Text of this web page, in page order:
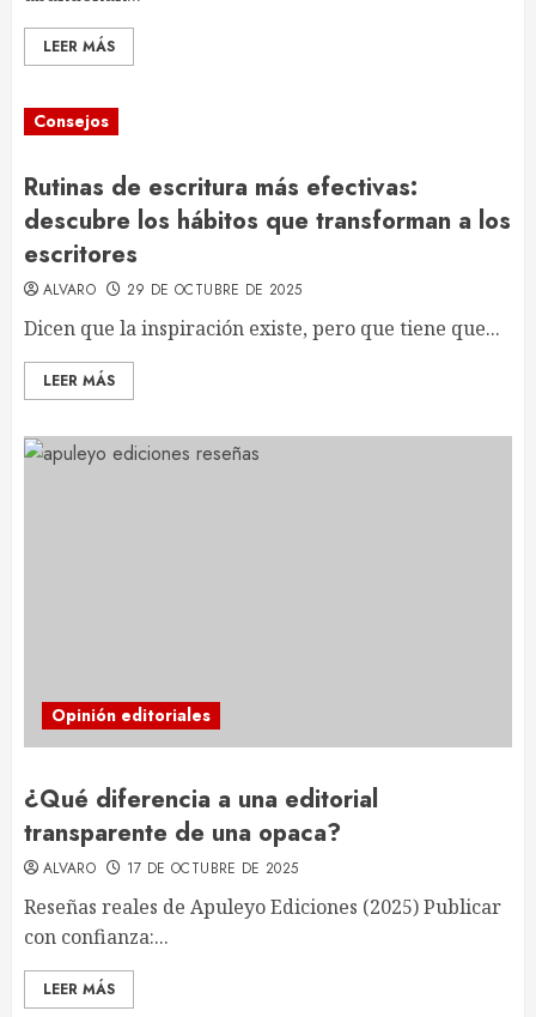
LEER MÁS
Consejos
Rutinas de escritura más efectivas:
descubre los hábitos que transforman a los
escritores
ALVARO 29 DE OCTUBRE DE 2025
Dicen que la inspiración existe, pero que tiene que...
LEER MÁS
Opinión editoriales
¿Qué diferencia a una editorial
transparente de una opaca?
ALVARO 17 DE OCTUBRE DE 2025
Reseñas reales de Apuleyo Ediciones (2025) Publicar
con confianza:...
LEER MÁS